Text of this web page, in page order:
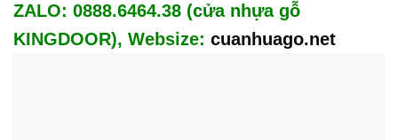
ZALO: 0888.6464.38 (cửa nhựa gỗ
KINGDOOR), Websize: cuanhuago.net